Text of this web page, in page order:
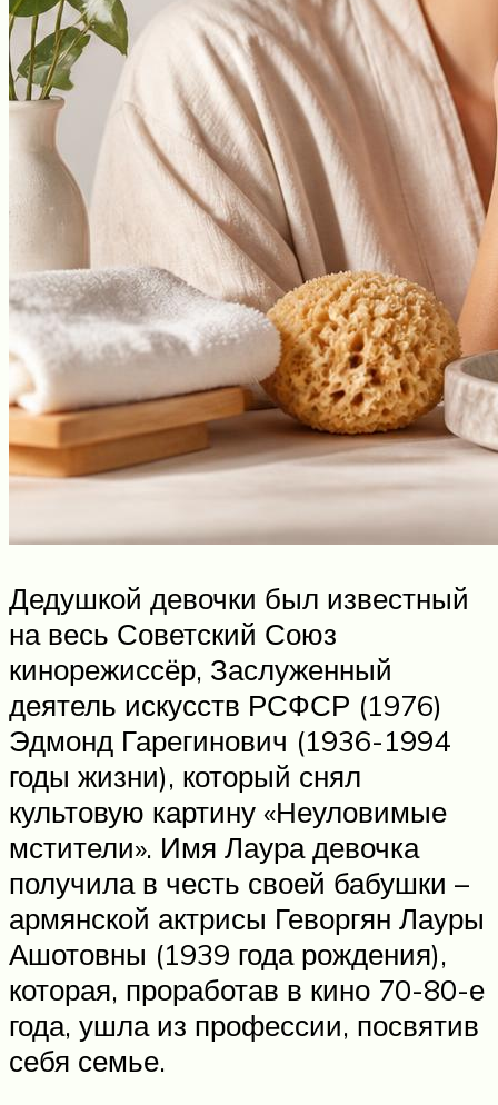
Дедушкой девочки был известный
на весь Советский Союз
кинорежиссёр, Заслуженный
деятель искусств РСФСР (1976)
Эдмонд Гарегинович (1936-1994
годы жизни), который снял
культовую картину «Неуловимые
мстители». Имя Лаура девочка
получила в честь своей бабушки –
армянской актрисы Геворгян Лауры
Ашотовны (1939 года рождения),
которая, проработав в кино 70-80-е
года, ушла из профессии, посвятив
себя семье.